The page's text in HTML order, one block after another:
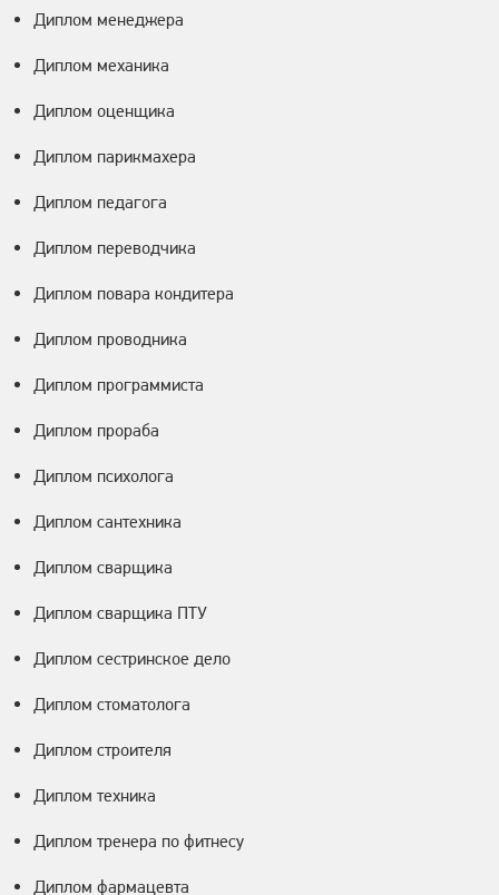
Диплом менеджера
Диплом механика
Диплом оценщика
Диплом парикмахера
Диплом педагога
Диплом переводчика
Диплом повара кондитера
Диплом проводника
Диплом программиста
Диплом прораба
Диплом психолога
Диплом сантехника
Диплом сварщика
Диплом сварщика ПТУ
Диплом сестринское дело
Диплом стоматолога
Диплом строителя
Диплом техника
Диплом тренера по фитнесу
Диплом фармацевта